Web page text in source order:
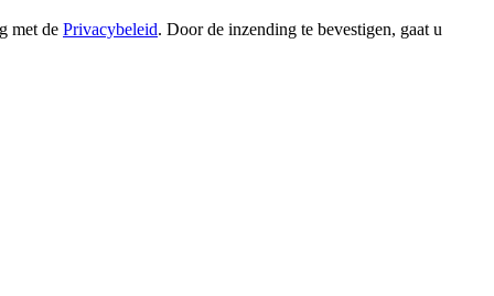
met de Privacybeleid. Door de inzending te bevestigen, gaat u